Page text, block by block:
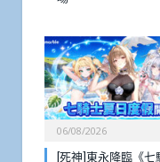
06/08/2026
[死神]東永降臨《七